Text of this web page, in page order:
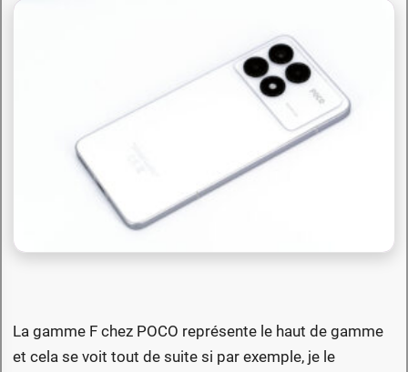
La gamme F chez POCO représente le haut de gamme
et cela se voit tout de suite si par exemple, je le